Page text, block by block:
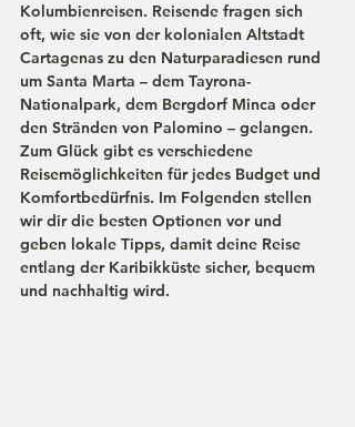
Kolumbienreisen. Reisende fragen sich
oft, wie sie von der kolonialen Altstadt
Cartagenas zu den Naturparadiesen rund
um Santa Marta – dem Tayrona-
Nationalpark, dem Bergdorf Minca oder
den Stränden von Palomino – gelangen.
Zum Glück gibt es verschiedene
Reisemöglichkeiten für jedes Budget und
Komfortbedürfnis. Im Folgenden stellen
wir dir die besten Optionen vor und
geben lokale Tipps, damit deine Reise
entlang der Karibikküste sicher, bequem
und nachhaltig wird.